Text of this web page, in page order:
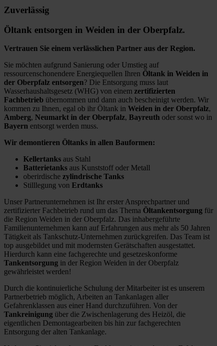
Zuverlässig
Öltank entsorgen in Weiden in der Oberpfalz.
Vertrauen Sie einem verlässlichen Partner aus der Region.
Sie möchten aufgrund Sanierung oder Umstieg auf
ressourcenschonendere Energiequellen Ihren Öltank in Weiden in
der Oberpfalz entsorgen? Die Entsorgung muss laut
Wasserhaushaltsgesetz (WHG) von einem zertifizierten
Fachbetrieb übernommen und dann auch bescheinigt werden. Wir
kommen zu Ihnen, egal ob ihr Öltank in Weiden in der Oberpfalz,
Amberg, Neumarkt in der Oberpfalz, Bayreuth oder sonst wo in
Bayern entsorgt werden muss.
Wir demontieren Öltanks in allen Bauformen:
Kellertanks aus Stahl
Batterietanks aus Kunststoff oder Metall
oberirdische zylindrische Tanks
Stilllegung von Erdtanks
Unser Partnerunternehmen ist Ihr erster Ansprechpartner und
zertifizierter Fachbetrieb rund um das Thema Öltankentsorgung für
die Region Weiden in der Oberpfalz. Das inhabergeführte
Familienunternehmen kann auf Erfahrungen aus mehr als 50 Jahren
Tätigkeit als Tankschutz-Unternehmen zurückgreifen. Das Team ist
top ausgebildet und mit modernsten Gerätschaften ausgestattet.
Hierdurch kann eine fachgerechte und gesetzeskonforme
Tankentsorgung in der Region Weiden in der Oberpfalz
gewährleistet werden!
Durch die kontinuierliche Schulung der Mitarbeiter ist es unserem
Partnerbetrieb möglich, Arbeiten an Tankanlagen aller
Gefahrenklassen aus einer Hand durchzuführen. Von der
Tankreinigung über die Zwischenlagerung des Heizöl, die
eigentlichen Demontagearbeiten bis hin zur fachgerechten
Entsorgung der alten Tankanlage.